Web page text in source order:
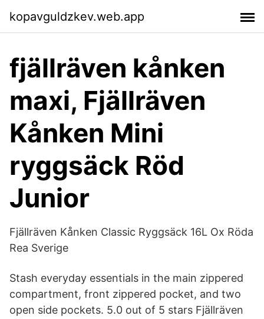
kopavguldzkev.web.app
fjällräven kånken
maxi, Fjällräven
Kånken Mini
ryggsäck Röd
Junior
Fjällräven Kånken Classic Ryggsäck 16L Ox Röda
Rea Sverige
Stash everyday essentials in the main zippered
compartment, front zippered pocket, and two
open side pockets. 5.0 out of 5 stars Fjällräven